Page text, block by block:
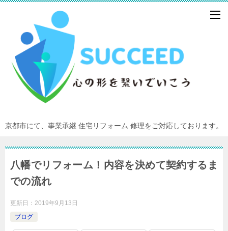
京都市にて、事業承継 住宅リフォーム 修理をご対応しております。
八幡でリフォーム！内容を決めて契約するま
での流れ
更新日： 2019年9月13日
ブログ